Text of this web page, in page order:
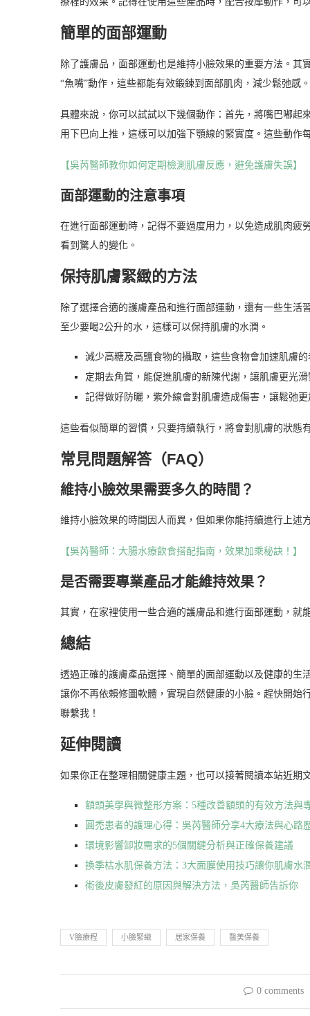
簡單的面部運動
除了護膚品，面部運動也是維持小臉效果的重要方法。
“魚嘴”動作，這些都能有效鍛鍊到面部肌肉，減少鬆弛感。
具體來說，你可以試試以下幾個動作：首先，將嘴巴嘟起
用下巴向上推，這樣可以加強下顎線的緊實度。這些動作
【吳芮醫師教你如何定期檢測肌膚反應，避免護膚失誤】
面部運動的注意事項
在進行面部運動時，記得不要過度用力，以免造成肌肉疲
看到驚人的變化。
保持肌膚緊緻的方法
除了選擇合適的護膚產品和進行面部運動，還有一些生
至少要喝2公升的水，這樣可以保持肌膚的水潤。
減少高糖及高鹽食物的攝取，這些食物會加速肌膚
定期去角質，能促進肌膚的新陳代謝，讓肌膚更光
記得做好防曬，紫外線會對肌膚造成傷害，讓鬆弛
這些看似簡單的習慣，只要持續執行，將會對肌膚的狀態
常見問題解答（FAQ）
維持小臉效果需要多久的時間？
維持小臉效果的時間因人而異，但如果你能持續進行上述
【吳芮醫師：大腸水療飲食搭配指南，效果加乘秘訣！】
是否需要專業產品才能維持效果？
其實，在家裡使用一些合適的護膚品和進行面部運動，就
總結
透過正確的護膚產品選擇、簡單的面部運動以及健康的生
讓你不再依賴修圖軟體，實現自然健康的小臉。趕快開
聯繫我！
延伸閱讀
如果你正在整理相關健康主題，也可以接著閱讀本站近期
額頭美學與微整形方案：5種改善額頭的有效方法與
圓禿患者的護理心得：吳芮醫師分享4大療法與心路
環境影響卸妝需求的5個關鍵分析與正確保養建議
換季枯水肌保養方法：3大面膜使用技巧讓你肌膚水
術後皮膚發紅的原因與解決方法，吳芮醫師告訴你
V臉療程 小臉緊緻 居家保養 醫美保養
0 comments